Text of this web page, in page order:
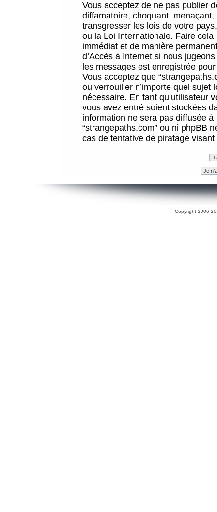
Vous acceptez de ne pas publier
diffamatoire, choquant,
transgresser les lois de votre
ou la Loi Internationale. Faire
immédiat et de manière
d’Accès à Internet si nous
les messages est enregistrée
Vous acceptez que
ou verrouiller n’importe quel sujet
nécessaire. En tant qu’utilisateur
vous avez entré soient stockées
information ne sera pas diffusée
“strangepaths.com” ou ni phpBB
cas de tentative de piratage
Copyright 2006-